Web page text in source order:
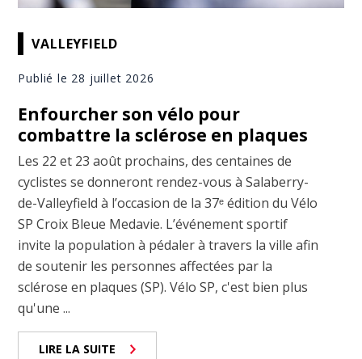
VALLEYFIELD
Publié le 28 juillet 2026
Enfourcher son vélo pour
combattre la sclérose en plaques
Les 22 et 23 août prochains, des centaines de
cyclistes se donneront rendez-vous à Salaberry-
de-Valleyfield à l’occasion de la 37ᵉ édition du Vélo
SP Croix Bleue Medavie. L’événement sportif
invite la population à pédaler à travers la ville afin
de soutenir les personnes affectées par la
sclérose en plaques (SP). Vélo SP, c'est bien plus
qu'une ...
LIRE LA SUITE